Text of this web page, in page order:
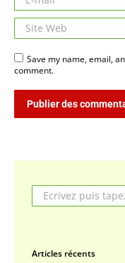
Site Web
Save my name, email,
comment.
Publier des
Search:
Articles récents